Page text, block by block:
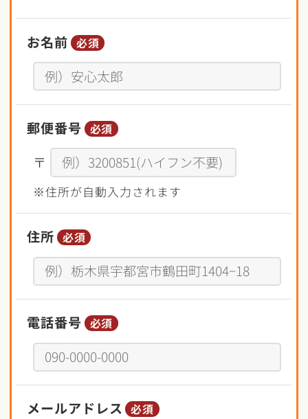
お名前 必須
郵便番号 必須
〒
※住所が自動入力されます
住所 必須
電話番号 必須
メールアドレス 必須